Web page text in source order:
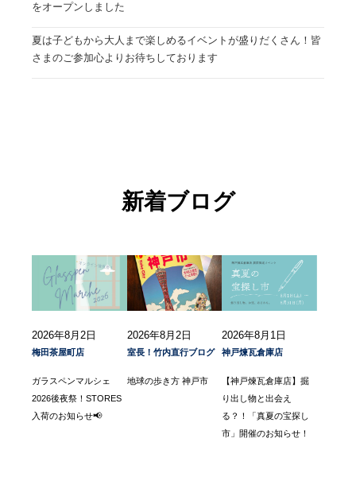
をオープンしました
夏は子どもから大人まで楽しめるイベントが盛りだくさん！皆
さまのご参加心よりお待ちしております
新着ブログ
2026年8月2日
梅田茶屋町店
ガラスペンマルシェ
2026後夜祭！STORES
入荷のお知らせ📢
2026年8月2日
室長！竹内直行ブログ
地球の歩き方 神戸市
2026年8月1日
神戸煉瓦倉庫店
【神戸煉瓦倉庫店】掘
り出し物と出会え
る？！「真夏の宝探し
市」開催のお知らせ！